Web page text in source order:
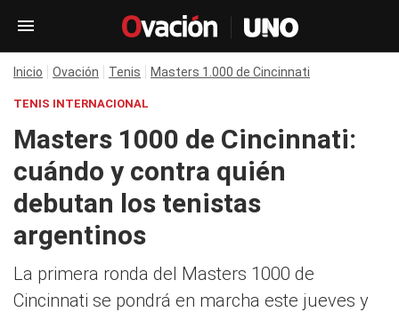
Inicio Ovación Tenis Masters 1.000 de Cincinnati
TENIS INTERNACIONAL
Masters 1000 de Cincinnati:
cuándo y contra quién
debutan los tenistas
argentinos
La primera ronda del Masters 1000 de
Cincinnati se pondrá en marcha este jueves y